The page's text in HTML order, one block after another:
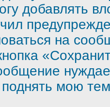
добавлять
на
мою